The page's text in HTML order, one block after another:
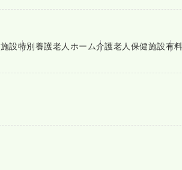
設特別養護老人ホーム介護老人保健施設有